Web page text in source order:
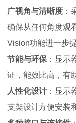
广视角与清晰度 ：
确保从任何角度观
Vision功能进一步
节能与环保 ：显示
证，能效比高，有
人性化设计：显示
支架设计方便安装